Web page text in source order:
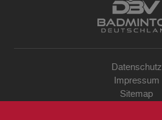
Datenschutz
Impressum
Sitemap